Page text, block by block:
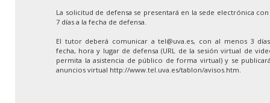
La solicitud de defensa se presentará en la sede electrónica
7 días a la fecha de defensa.
El tutor deberá comunicar a tel@uva.es, con al menos 3
fecha, hora y lugar de defensa (URL de la sesión virtual de
permita la asistencia de público de forma virtual) y se
anuncios virtual http://www.tel.uva.es/tablon/avisos.htm.